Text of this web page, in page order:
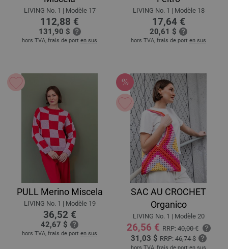
LIVING No. 1 | Modèle 17
112,88 €
131,90 $
hors TVA, frais de port en sus
LIVING No. 1 | Modèle 18
17,64 €
20,61 $
hors TVA, frais de port en sus
PULL Merino Miscela
LIVING No. 1 | Modèle 19
36,52 €
42,67 $
hors TVA, frais de port en sus
SAC AU CROCHET
Organico
LIVING No. 1 | Modèle 20
26,56 € RRP:40,00 €
31,03 $ RRP:46,74 $
hors TVA, frais de port en sus